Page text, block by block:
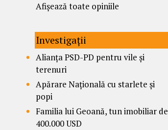
Afișează toate opiniile
Investigații
Alianța PSD-PD pentru vile și
terenuri
Apărare Națională cu starlete și
popi
Familia lui Geoană, tun imobiliar de
400.000 USD